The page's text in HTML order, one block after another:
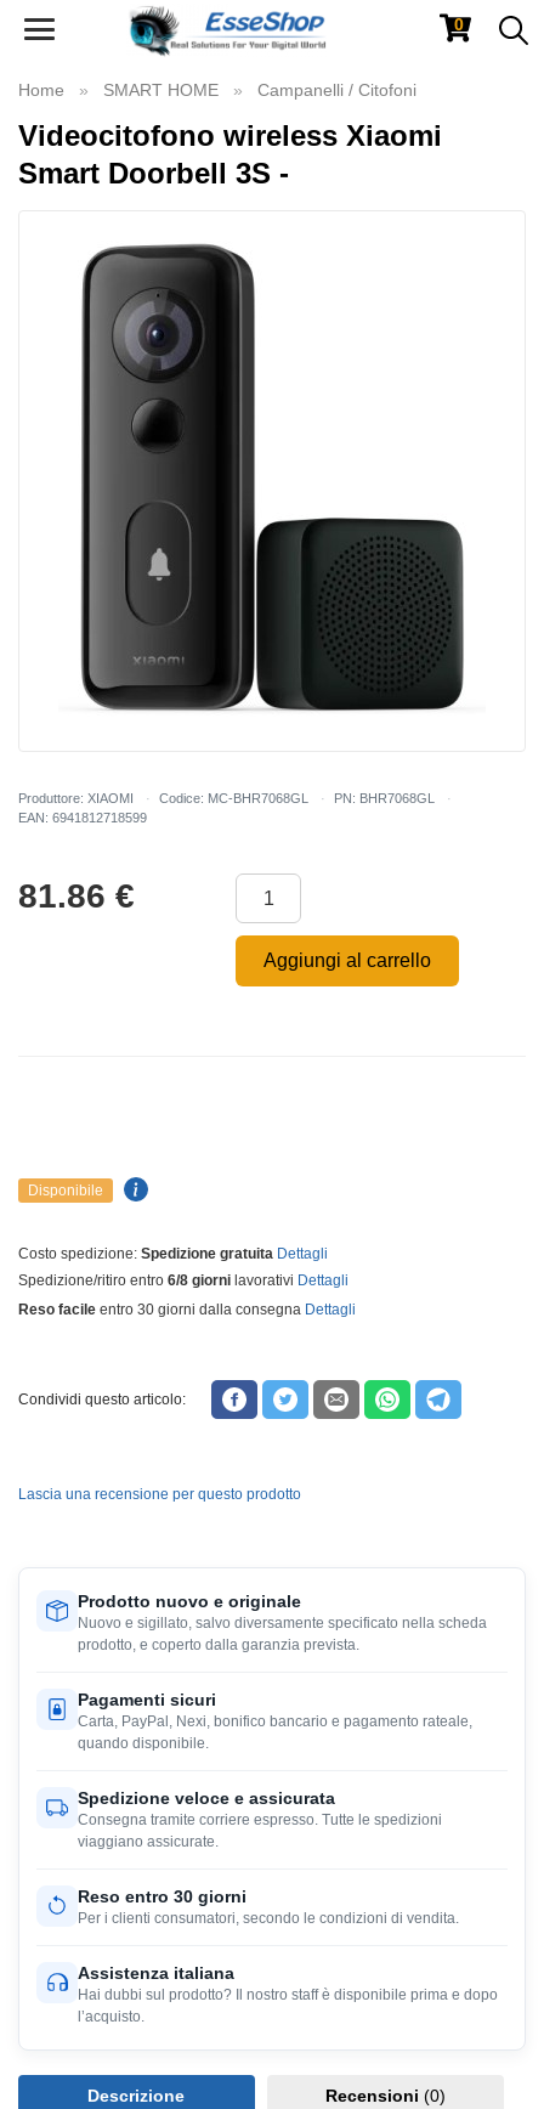
Toggle
0
Home SMART HOME Campanelli / Citofoni
Videocitofono wireless Xiaomi
Smart Doorbell 3S -
Produttore: XIAOMI Codice: MC-BHR7068GL
PN: BHR7068GL
EAN: 6941812718599
81.86 €
Aggiungi al carrello
Disponibile
Costo spedizione: Spedizione gratuita Dettagli
Spedizione/ritiro entro 6/8 giorni lavorativi Dettagli
Reso facile entro 30 giorni dalla consegna Dettagli
Condividi questo articolo:
Lascia una recensione per questo prodotto
Prodotto nuovo e originale
Nuovo e sigillato, salvo diversamente specificato nella scheda
prodotto, e coperto dalla garanzia prevista.
Pagamenti sicuri
Carta, PayPal, Nexi, bonifico bancario e pagamento rateale,
quando disponibile.
Spedizione veloce e assicurata
Consegna tramite corriere espresso. Tutte le spedizioni
viaggiano assicurate.
Reso entro 30 giorni
Per i clienti consumatori, secondo le condizioni di vendita.
Assistenza italiana
Hai dubbi sul prodotto? Il nostro staff è disponibile prima e dopo
l’acquisto.
Descrizione Recensioni (0)